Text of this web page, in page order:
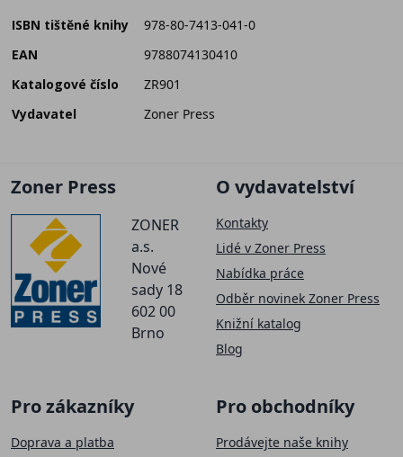
ISBN tištěné knihy
978-80-7413-041-0
EAN
9788074130410
Katalogové číslo
ZR901
Vydavatel
Zoner Press
Zoner Press
ZONER
a.s.
Nové
sady 18
602 00
Brno
O vydavatelství
Kontakty
Lidé v Zoner Press
Nabídka práce
Odběr novinek Zoner Press
Knižní katalog
Blog
Pro zákazníky
Doprava a platba
Pro obchodníky
Prodávejte naše knihy